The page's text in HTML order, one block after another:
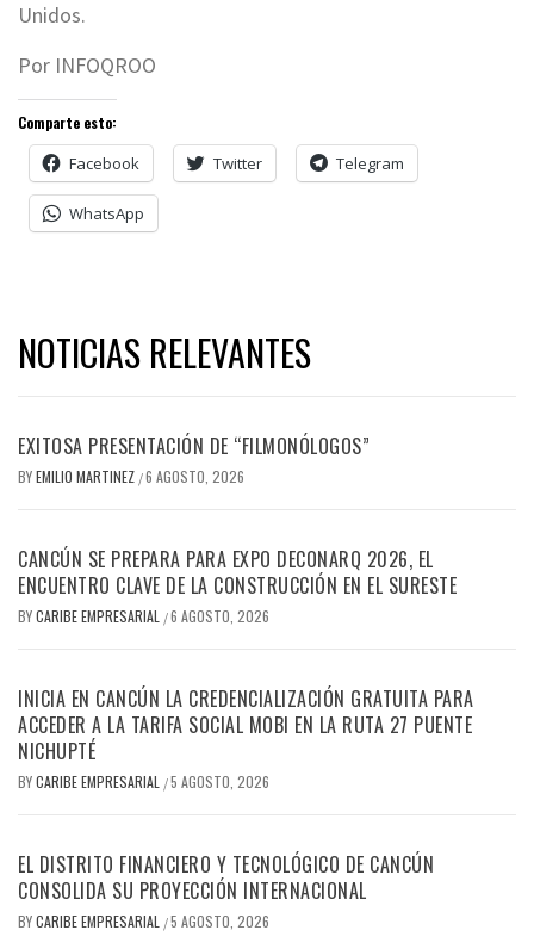
Unidos.
Por INFOQROO
Comparte esto:
Facebook Twitter Telegram
WhatsApp
NOTICIAS RELEVANTES
EXITOSA PRESENTACIÓN DE “FILMONÓLOGOS”
BYEMILIO MARTINEZ /6 AGOSTO, 2026
CANCÚN SE PREPARA PARA EXPO DECONARQ 2026, EL
ENCUENTRO CLAVE DE LA CONSTRUCCIÓN EN EL SURESTE
BYCARIBE EMPRESARIAL /6 AGOSTO, 2026
INICIA EN CANCÚN LA CREDENCIALIZACIÓN GRATUITA PARA
ACCEDER A LA TARIFA SOCIAL MOBI EN LA RUTA 27 PUENTE
NICHUPTÉ
BYCARIBE EMPRESARIAL /5 AGOSTO, 2026
EL DISTRITO FINANCIERO Y TECNOLÓGICO DE CANCÚN
CONSOLIDA SU PROYECCIÓN INTERNACIONAL
BYCARIBE EMPRESARIAL /5 AGOSTO, 2026